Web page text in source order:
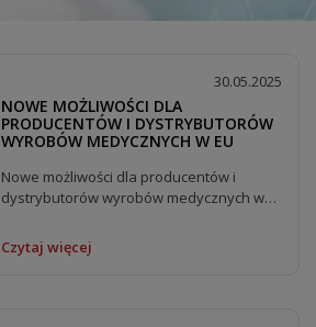
30.05.2025
NOWE MOŻLIWOŚCI DLA
PRODUCENTÓW I DYSTRYBUTORÓW
WYROBÓW MEDYCZNYCH W EU
Nowe możliwości dla producentów i
dystrybutorów wyrobów medycznych w
Czytaj więcej